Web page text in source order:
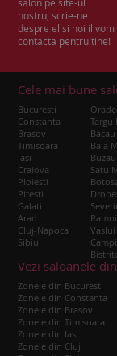
nostru, scrie-ne
despre el si noi il vom
contacta pentru tine!
Cele mai bune
Bucuresti
Constanta
Brasov
Timisoara
Iasi
Craiova
Ploiesti
Pitesti
Galati
Arad
Cluj-Napoca
Sibiu
Targu
Bacau
Baia
Buzau
Satu
Vaslui
Vezi saloanele
Zonele din Bucuresti
Zonele din Constanta
Zonele din Brasov
Zonele din Timisoara
Zonele din Iasi
Zonele din Cluj